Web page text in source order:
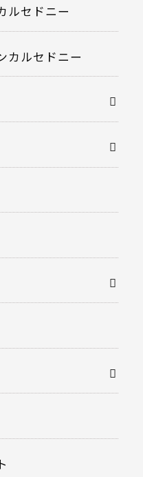
ルセドニー
カルセドニー